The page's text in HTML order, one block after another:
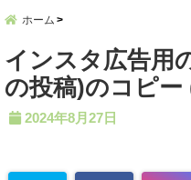
ホーム
インスタ広告用
の投稿)のコピー
2024年8月27日